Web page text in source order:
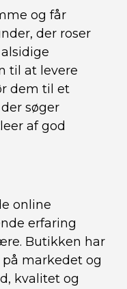
og får
der roser
til at levere
dem til et
søger
af god
online
erfaring
Butikken har
markedet og
kvalitet og